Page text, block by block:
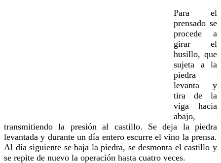
Para el
prensado se
procede a
girar el
husillo, que
sujeta a la
piedra
levanta y
tira de la
viga hacia
abajo,
transmitiendo la presión al castillo. Se deja la piedra
levantada y durante un día entero escurre el vino la prensa.
Al día siguiente se baja la piedra, se desmonta el castillo y
se repite de nuevo la operación hasta cuatro veces.